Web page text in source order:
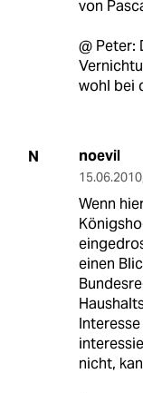
von
@ Peter:
wohl bei
N noevil
15.06.2010,
Wenn
einen
nicht,